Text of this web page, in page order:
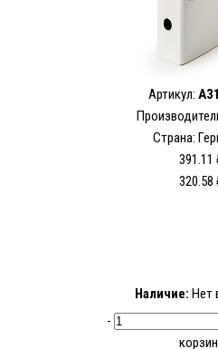
Артикул:
Страна:
391.11
320.58
Наличие: Нет
-